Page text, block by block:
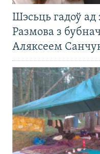
Шэсьць гадоў ад
Размова з
Аляксеем